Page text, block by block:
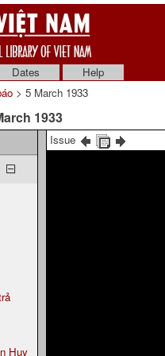
Dates
Help
> 5 March 1933
1933
Huy
Issue